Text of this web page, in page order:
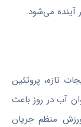
آینده می‌شود.
تازه، پروتئین
مصرف قند و نوشیدن حداقل ۸ لیوان آب در روز باعث
منظم جریان